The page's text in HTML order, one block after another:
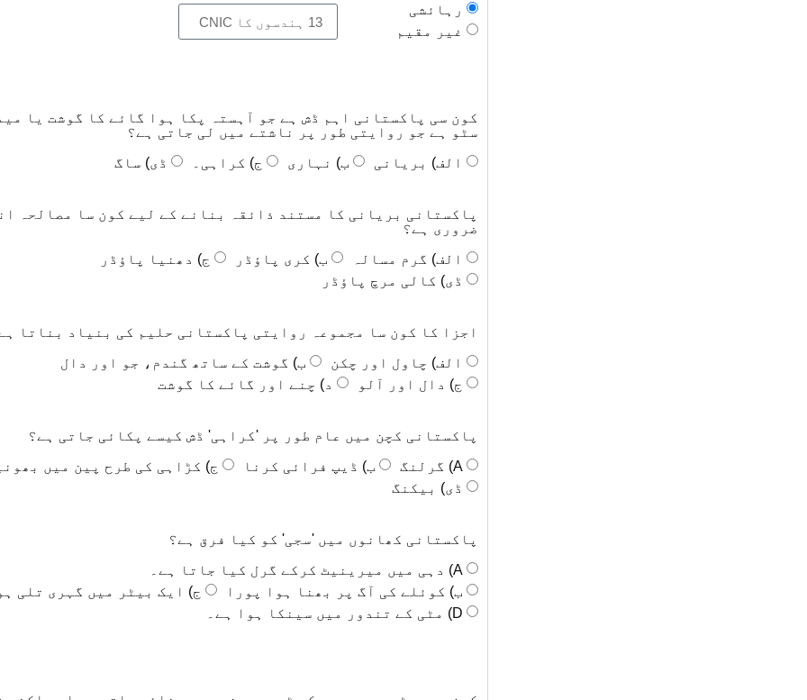
رہائشی
غیر مقیم
کون سی پاکستانی اہم ڈش ہے جو آہستہ پکا ہوا گائے کا گوشت یا
سٹو ہے جو روایتی طور پر ناشتے میں لی جاتی ہے؟
الف) بریانی
ب) نہاری ج) کراہی۔ ڈی) ساگ
پاکستانی بریانی کا مستند ذائقہ بنانے کے لیے کون سا مصالحہ
ضروری ہے؟
الف) گرم مسالہ
ب) کری پاؤڈر
ج) دھنیا پاؤڈر
ڈی) کالی مرچ پاؤڈر
اجزا کا کون سا مجموعہ روایتی پاکستانی حلیم کی بنیاد بناتا
الف) چاول اور چکن
ب) گوشت کے ساتھ گندم، جو اور دال
ج) دال اور آلو
د) چنے اور گائے کا گوشت
پاکستانی کچن میں عام طور پر 'کراہی' ڈش کیسے پکائی جاتی ہے؟
A) گرلنگ
ب) ڈیپ فرائی کرنا
ج) کڑاہی کی طرح پین میں
ڈی) بیکنگ
پاکستانی کھانوں میں 'سجی' کو کیا فرق ہے؟
A) دہی میں میرینیٹ کرکے گرل کیا جاتا ہے۔
ب) کوئلے کی آگ پر بھنا ہوا پورا
ج) ایک بیٹر میں گہری تلی
D) مٹی کے تندور میں سینکا ہوا ہے۔